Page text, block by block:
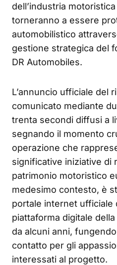
dell’industria
torneranno a essere
automobilistico
gestione strategica del
DR Automobiles.
L’annuncio ufficiale del
comunicato mediante
trenta secondi diffusi a
segnando il momento
operazione che
significative iniziative di
patrimonio motoristico
medesimo contesto, è
portale internet ufficiale
piattaforma digitale
da alcuni anni,
contatto per gli
interessati al progetto.